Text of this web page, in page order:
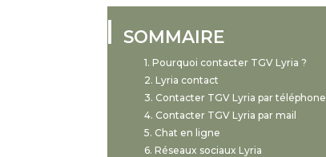
SOMMAIRE
Pourquoi contacter TGV Lyria ?
Lyria contact
Contacter TGV Lyria par téléphone
Contacter TGV Lyria par mail
Chat en ligne
Réseaux sociaux Lyria